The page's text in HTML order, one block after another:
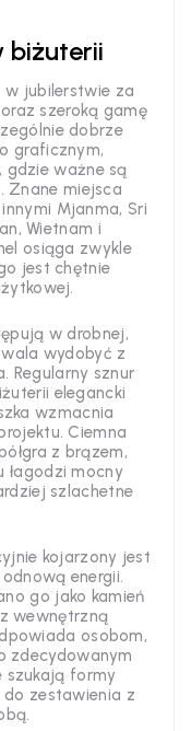
biżuterii
w jubilerstwie za
szeroką gamę
dobrze
graficznym,
gdzie ważne są
Znane miejsca
Mjanma, Sri
Wietnam i
osiąga zwykle
jest chętnie
w drobnej,
wydobyć z
Regularny sznur
elegancki
wzmacnia
Ciemna
z brązem,
łagodzi mocny
szlachetne
kojarzony jest
energii.
go jako kamień
wewnętrzną
osobom,
zdecydowanym
szukają formy
do zestawienia z